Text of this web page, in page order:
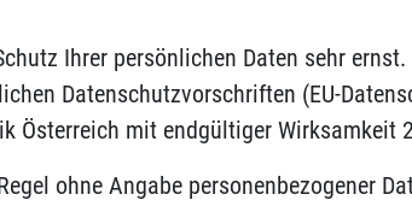
Ihrer persönlichen Daten sehr
Datenschutzvorschriften (EU-
Österreich mit endgültiger Wirksamkeit
ohne Angabe personenbezogener